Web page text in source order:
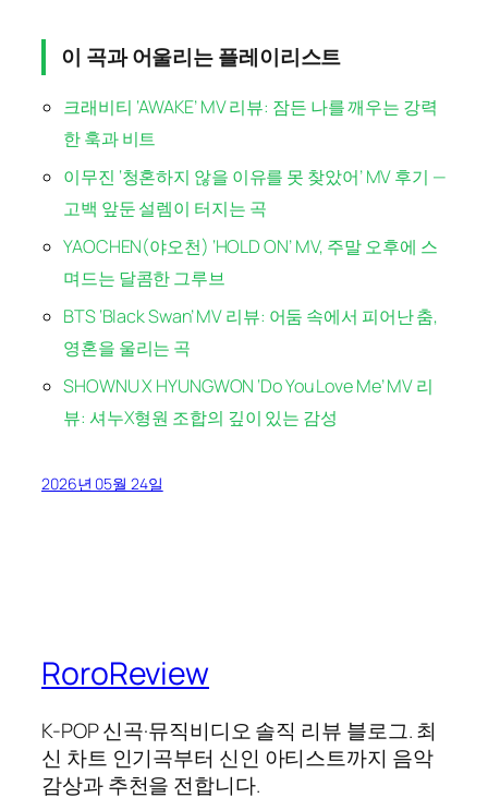
이 곡과 어울리는 플레이리스트
크래비티 ‘AWAKE’ MV 리뷰: 잠든 나를 깨우는 강력
한 훅과 비트
이무진 ‘청혼하지 않을 이유를 못 찾았어’ MV 후기 —
고백 앞둔 설렘이 터지는 곡
YAOCHEN(야오천) ‘HOLD ON’ MV, 주말 오후에 스
며드는 달콤한 그루브
BTS ‘Black Swan’ MV 리뷰: 어둠 속에서 피어난 춤,
영혼을 울리는 곡
SHOWNU X HYUNGWON ‘Do You Love Me’ MV 리
뷰: 셔누X형원 조합의 깊이 있는 감성
2026년 05월 24일
RoroReview
K-POP 신곡·뮤직비디오 솔직 리뷰 블로그. 최
신 차트 인기곡부터 신인 아티스트까지 음악
감상과 추천을 전합니다.